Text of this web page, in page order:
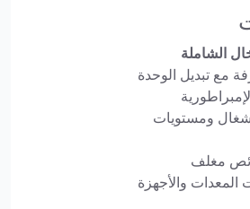
الشاملة
مع تبديل الوحدة
ومستويات
مغلف
والأجهزة